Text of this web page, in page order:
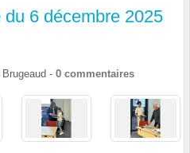
6 décembre 2025
- 0 commentaires